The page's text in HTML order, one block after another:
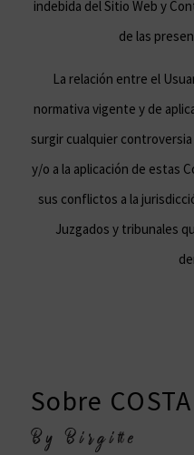
indebida del Sitio Web y
de las
La relación entre el
normativa vigente y de
surgir cualquier
y/o a la aplicación de estas
sus conflictos a la
Juzgados y tribunales
Sobre